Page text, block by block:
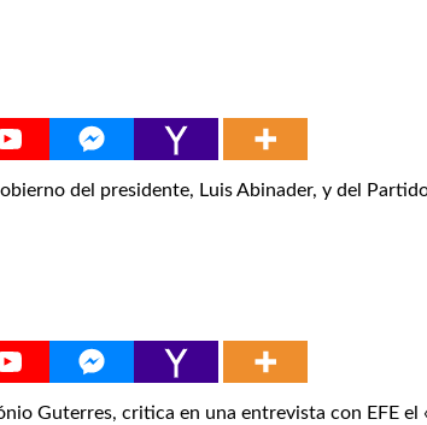
del presidente, Luis Abinader, y del
Guterres, critica en una entrevista con EFE el